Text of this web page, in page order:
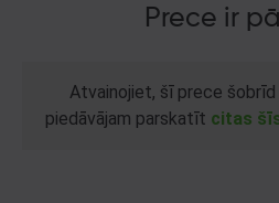
Prece ir
Atvainojiet, šī prece šobrīd
piedāvājam parskatīt citas